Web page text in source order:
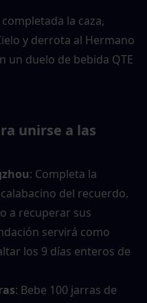
la caza,
y derrota al Hermano
un duelo de bebida QTE
unirse a las
: Completa la
del recuerdo.
a recuperar sus
servirá como
los 9 días enteros de
: Bebe 100 jarras de